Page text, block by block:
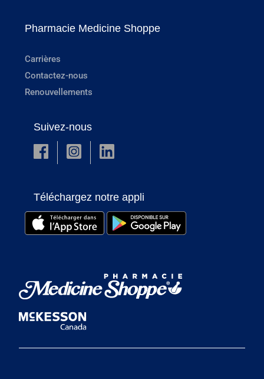
Pharmacie Medicine Shoppe
Carrières
Contactez-nous
Renouvellements
Suivez-nous
Téléchargez notre appli